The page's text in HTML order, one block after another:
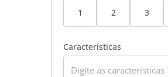
1 2 3
Características